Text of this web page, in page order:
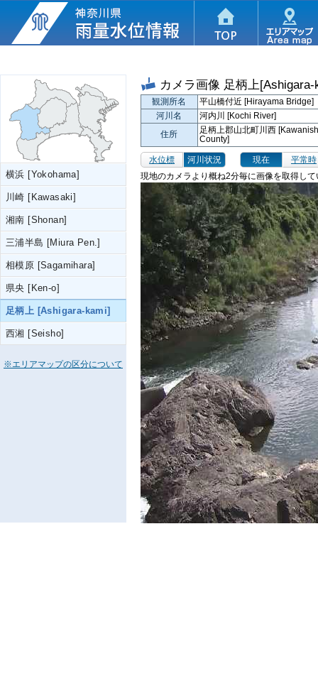
横浜 [Yokohama]
川崎 [Kawasaki]
湘南 [Shonan]
三浦半島 [Miura Pen.]
相模原 [Sagamihara]
県央 [Ken-o]
足柄上 [Ashigara-kami]
西湘 [Seisho]
※エリアマップの区分について
カメラ画像 足柄上[Ashigara-
観測所名
平山橋付近 [Hirayama Bridge]
河川名
河内川 [Kochi River]
住所
足柄上郡山北町川西
County]
水位標 河川状況 現在
平常時
現地のカメラより概ね2分毎に画像を取得し